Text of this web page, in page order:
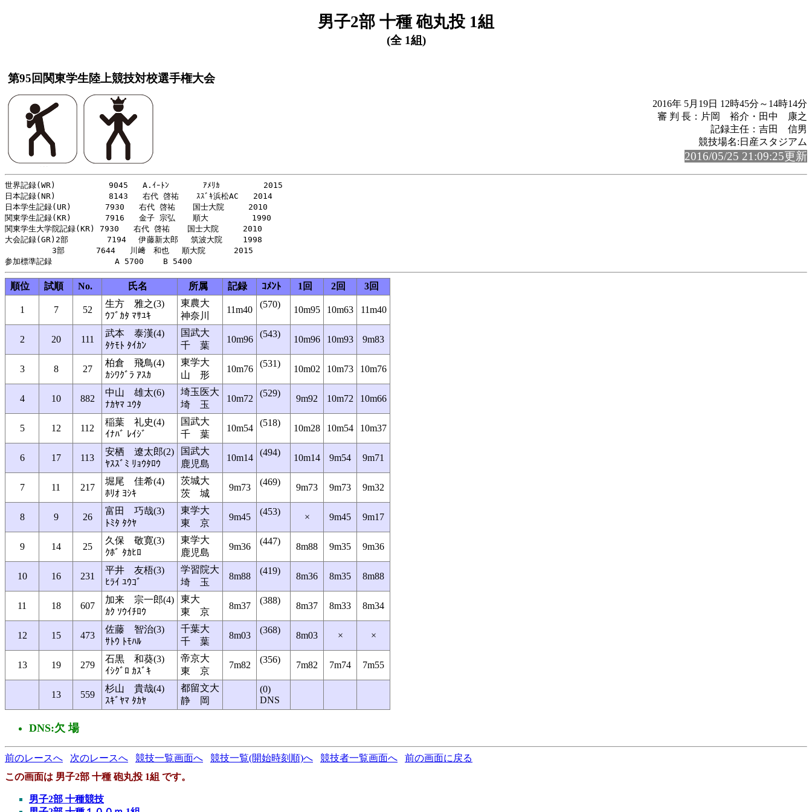
男子2部 十種 砲丸投 1組
(全 1組)
第95回関東学生陸上競技対校選手権大会
2016年 5月19日 12時45分～14時14分
審 判 長：片岡 裕介・田中 康之
記録主任：吉田 信男
競技場名:日産スタジアム
2016/05/25 21:09:25更新
世界記録(WR)           9045   A.ｲｰﾄﾝ       ｱﾒﾘｶ         2015
日本記録(NR)           8143   右代 啓祐  　ｽｽﾞｷ浜松AC   2014
日本学生記録(UR)       7930   右代 啓祐  　国士大院     2010
関東学生記録(KR)       7916   金子 宗弘  　順大         1990
関東学生大学院記録(KR) 7930   右代 啓祐  　国士大院     2010
大会記録(GR)2部        7194　 伊藤新太郎　 筑波大院　　 1998
3部　　　　7644   川﨑　和也　 順大院　　　 2015
順位 試順 No. 氏名 所属 記録 ｺﾒﾝﾄ 1回 2回 3回
1 7 52
生方 雅之(3)
ｳﾌﾞｶﾀ ﾏｻﾕｷ
東農大
神奈川
11m40
(570)
10m95 10m63 11m40
2 20 111
武本 泰漢(4)
ﾀｹﾓﾄ ﾀｲｶﾝ
国武大
千 葉
10m96
(543)
10m96 10m93 9m83
3 8 27
柏倉 飛鳥(4)
ｶｼﾜｸﾞﾗ ｱｽｶ
東学大
山 形
10m76
(531)
10m02 10m73 10m76
4 10 882
中山 雄太(6)
ﾅｶﾔﾏ ﾕｳﾀ
埼玉医大
埼 玉
10m72
(529)
9m92 10m72 10m66
5 12 112
稲葉 礼史(4)
ｲﾅﾊﾞ ﾚｲｼﾞ
国武大
千 葉
10m54
(518)
10m28 10m54 10m37
6 17 113
安栖 遼太郎(2)
ﾔｽｽﾞﾐ ﾘｮｳﾀﾛｳ
国武大
鹿児島
10m14
(494)
10m14 9m54 9m71
7 11 217
堀尾 佳希(4)
ﾎﾘｵ ﾖｼｷ
茨城大
茨 城
9m73
(469)
9m73 9m73 9m32
8 9 26
富田 巧哉(3)
ﾄﾐﾀ ﾀｸﾔ
東学大
東 京
9m45
(453)
× 9m45 9m17
9 14 25
久保 敬寛(3)
ｸﾎﾞ ﾀｶﾋﾛ
東学大
鹿児島
9m36
(447)
8m88 9m35 9m36
10 16 231
平井 友梧(3)
ﾋﾗｲ ﾕｳｺﾞ
学習院大
埼 玉
8m88
(419)
8m36 8m35 8m88
11 18 607
加来 宗一郎(4)
ｶｸ ｿｳｲﾁﾛｳ
東大
東 京
8m37
(388)
8m37 8m33 8m34
12 15 473
佐藤 智治(3)
ｻﾄｳ ﾄﾓﾊﾙ
千葉大
千 葉
8m03
(368)
8m03 × ×
13 19 279
石黒 和葵(3)
ｲｼｸﾞﾛ ｶｽﾞｷ
帝京大
東 京
7m82
(356)
7m82 7m74 7m55
13 559
杉山 貴哉(4)
ｽｷﾞﾔﾏ ﾀｶﾔ
都留文大
静 岡
(0)
DNS
DNS:欠 場
前のレースへ 次のレースへ 競技一覧画面へ 競技一覧(開始時刻順)へ 競技者一覧画面へ
前の画面に戻る
この画面は 男子2部 十種 砲丸投 1組 です。
男子2部 十種競技